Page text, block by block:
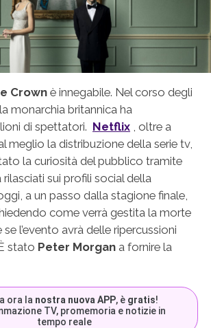
Crown è innegabile. Nel corso degli
monarchia britannica ha
di spettatori. Netflix , oltre a
meglio la distribuzione della serie tv,
la curiosità del pubblico tramite
sui profili social della
a un passo dalla stagione finale,
come verrà gestita la morte
se l’evento avrà delle ripercussioni
stato Peter Morgan a fornire la
ora la nostra nuova APP, è gratis!
TV, promemoria e notizie in
tempo reale